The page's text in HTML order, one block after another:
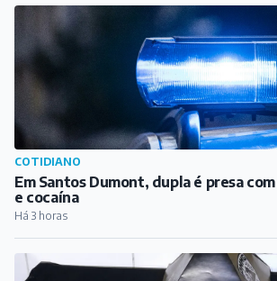
COTIDIANO
Em Santos Dumont, dupla é presa
e cocaína
Há 3 horas